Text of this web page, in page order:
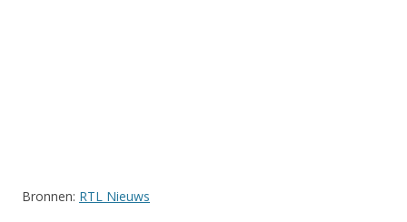
Bronnen: RTL Nieuws